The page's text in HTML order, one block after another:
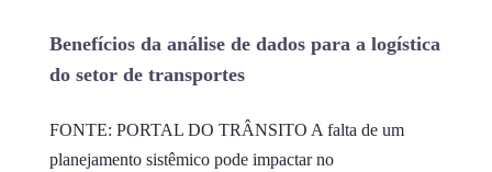
Benefícios da análise de dados para a logística
do setor de transportes
FONTE: PORTAL DO TRÂNSITO A falta de um
planejamento sistêmico pode impactar no